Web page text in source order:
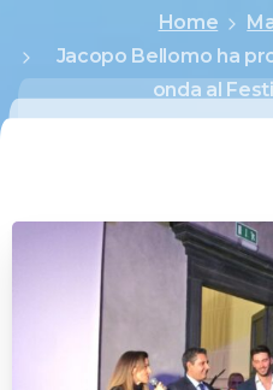
Home
Jacopo Bellomo ha
onda al